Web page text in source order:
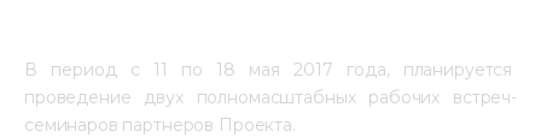
В период с 11 по 18 мая 2017 года, планируется
проведение двух полномасштабных рабочих встреч-
семинаров партнеров Проекта.